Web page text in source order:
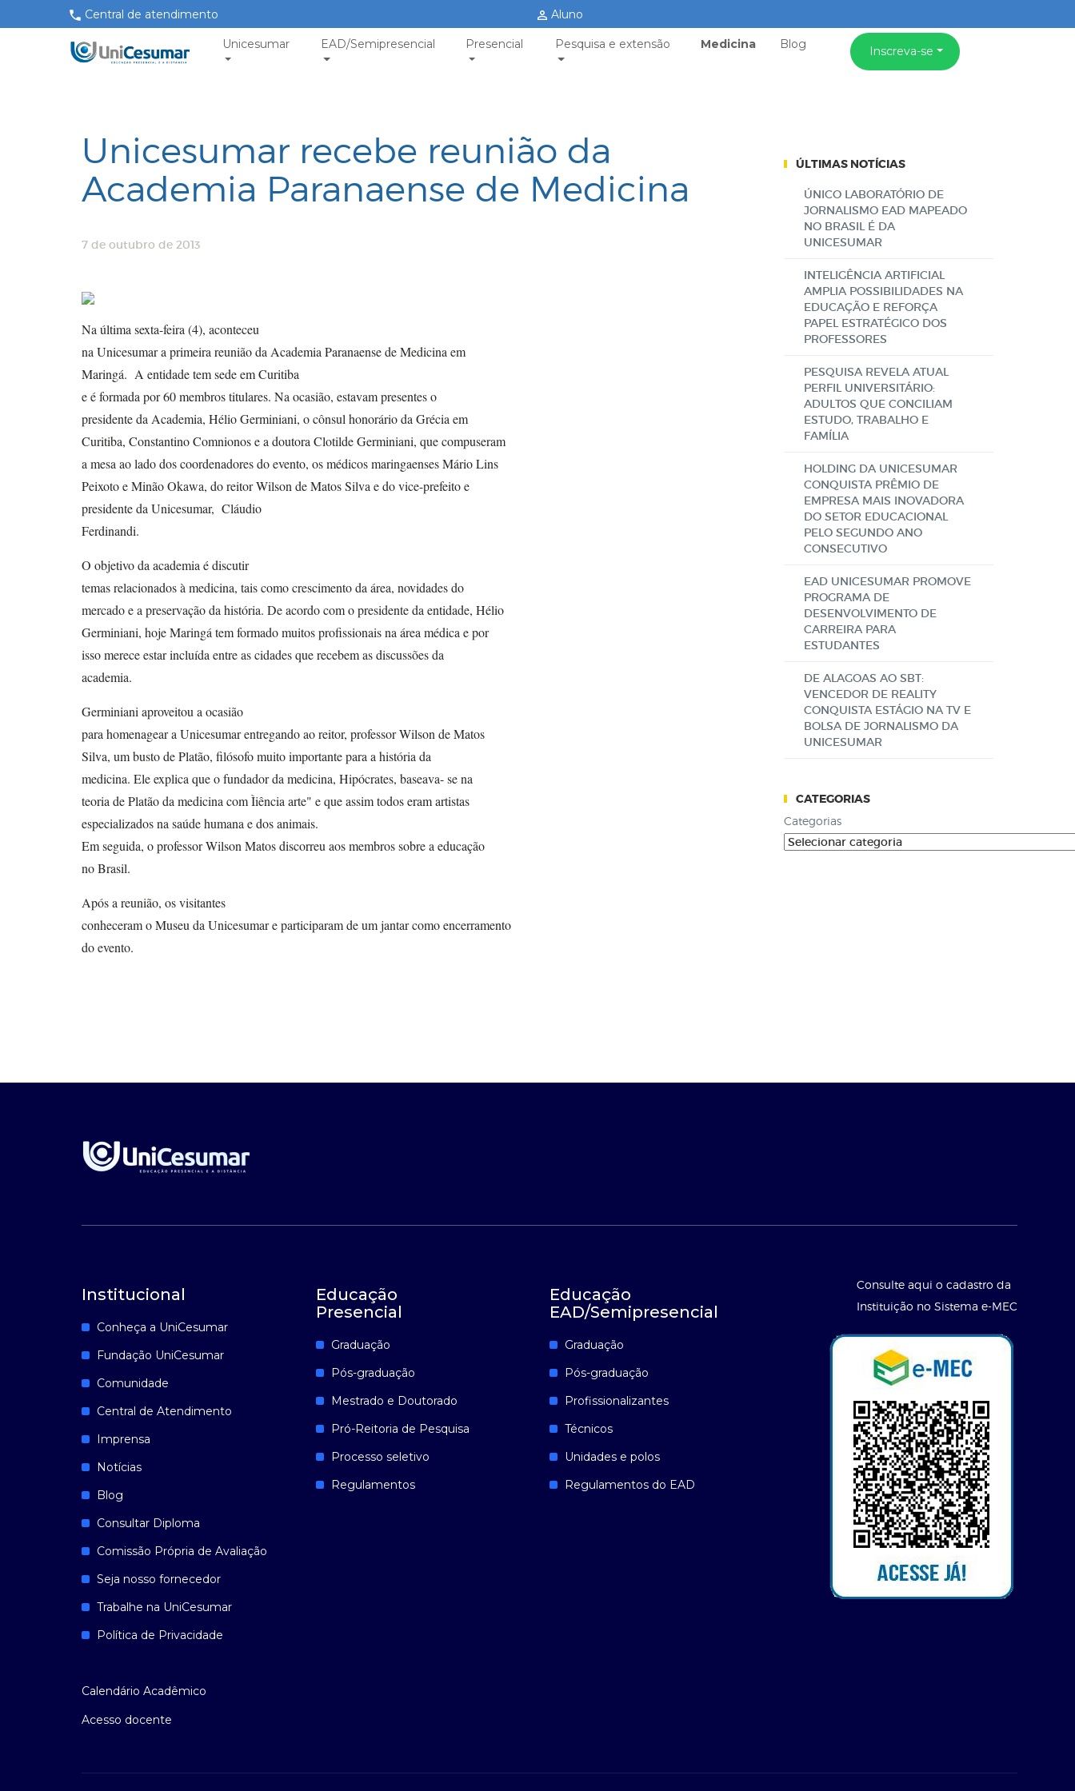
Central de atendimento Aluno
Unicesumar EAD/Semipresencial Presencial Pesquisa e extensão Medicina Blog Inscreva-se
Unicesumar recebe reunião da
Academia Paranaense de Medicina
7 de outubro de 2013
Na última sexta-feira (4), aconteceu
na Unicesumar a primeira reunião da Academia Paranaense de Medicina em
Maringá. A entidade tem sede em Curitiba
e é formada por 60 membros titulares. Na ocasião, estavam presentes o
presidente da Academia, Hélio Germiniani, o cônsul honorário da Grécia em
Curitiba, Constantino Comnionos e a doutora Clotilde Germiniani, que compuseram
a mesa ao lado dos coordenadores do evento, os médicos maringaenses Mário Lins
Peixoto e Minão Okawa, do reitor Wilson de Matos Silva e do vice-prefeito e
presidente da Unicesumar, Cláudio
Ferdinandi.
O objetivo da academia é discutir
temas relacionados à medicina, tais como crescimento da área, novidades do
mercado e a preservação da história. De acordo com o presidente da entidade, Hélio
Germiniani, hoje Maringá tem formado muitos profissionais na área médica e por
isso merece estar incluída entre as cidades que recebem as discussões da
academia.
Germiniani aproveitou a ocasião
para homenagear a Unicesumar entregando ao reitor, professor Wilson de Matos
Silva, um busto de Platão, filósofo muito importante para a história da
medicina. Ele explica que o fundador da medicina, Hipócrates, baseava- se na
teoria de Platão da medicina com Ìiência arte" e que assim todos eram artistas
especializados na saúde humana e dos animais.
Em seguida, o professor Wilson Matos discorreu aos membros sobre a educação
no Brasil.
Após a reunião, os visitantes
conheceram o Museu da Unicesumar e participaram de um jantar como encerramento
do evento.
ÚLTIMAS NOTÍCIAS
ÚNICO LABORATÓRIO DE
JORNALISMO EAD MAPEADO
NO BRASIL É DA
UNICESUMAR
INTELIGÊNCIA ARTIFICIAL
AMPLIA POSSIBILIDADES NA
EDUCAÇÃO E REFORÇA
PAPEL ESTRATÉGICO DOS
PROFESSORES
PESQUISA REVELA ATUAL
PERFIL UNIVERSITÁRIO:
ADULTOS QUE CONCILIAM
ESTUDO, TRABALHO E
FAMÍLIA
HOLDING DA UNICESUMAR
CONQUISTA PRÊMIO DE
EMPRESA MAIS INOVADORA
DO SETOR EDUCACIONAL
PELO SEGUNDO ANO
CONSECUTIVO
EAD UNICESUMAR PROMOVE
PROGRAMA DE
DESENVOLVIMENTO DE
CARREIRA PARA
ESTUDANTES
DE ALAGOAS AO SBT:
VENCEDOR DE REALITY
CONQUISTA ESTÁGIO NA TV E
BOLSA DE JORNALISMO DA
UNICESUMAR
CATEGORIAS
Categorias
Institucional
Conheça a UniCesumar
Fundação UniCesumar
Comunidade
Central de Atendimento
Imprensa
Notícias
Blog
Consultar Diploma
Comissão Própria de Avaliação
Seja nosso fornecedor
Trabalhe na UniCesumar
Política de Privacidade
Calendário Acadêmico
Acesso docente
Educação
Presencial
Graduação
Pós-graduação
Mestrado e Doutorado
Pró-Reitoria de Pesquisa
Processo seletivo
Regulamentos
Educação
EAD/Semipresencial
Graduação
Pós-graduação
Profissionalizantes
Técnicos
Unidades e polos
Regulamentos do EAD
Consulte aqui o cadastro da
Instituição no Sistema e-MEC